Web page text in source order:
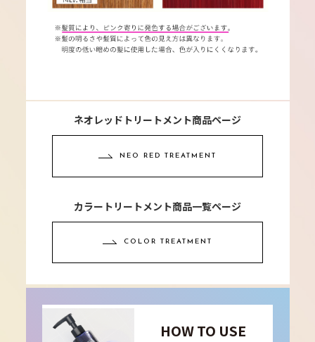
ネオレッドトリートメント商品ページ
NEO RED TREATMENT
カラートリートメント商品一覧ページ
COLOR TREATMENT
HOW TO USE